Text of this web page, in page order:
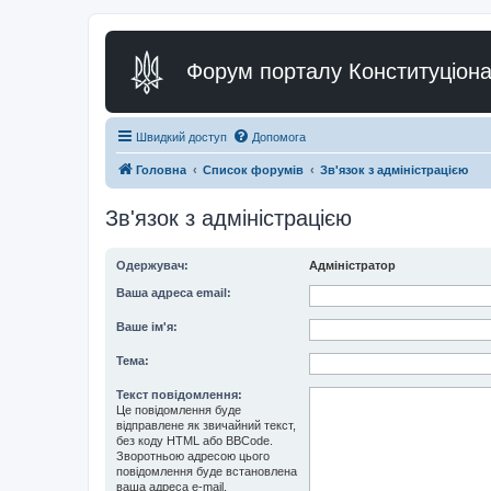
Форум порталу
Швидкий доступ Допомога
Головна Список форумів Зв'язок з адміністрацією
Зв'язок з адміністрацією
Одержувач: Адміністратор
Ваша адреса email:
Ваше ім'я:
Тема:
Текст повідомлення:
Це повідомлення буде
відправлене як звичайний текст,
без коду HTML або BBCode.
Зворотньою адресою цього
повідомлення буде встановлена
ваша адреса e-mail.